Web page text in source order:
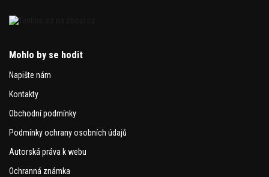
Mohlo by se hodit
Napište nám
Kontakty
Obchodní podmínky
Podmínky ochrany osobních údajů
Autorská práva k webu
Ochranná známka